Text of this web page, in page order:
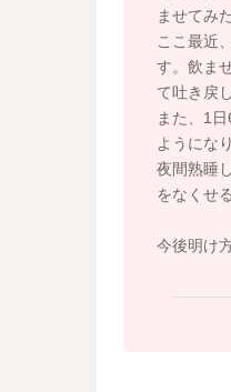
明け方ぐ
お腹が空
寝るにも
7時より
よかった
どうぞよ
ませてみ
ここ最近
す。飲ま
て吐き戻
また、1
ようにな
夜間熟睡
をなくせ
今後明け